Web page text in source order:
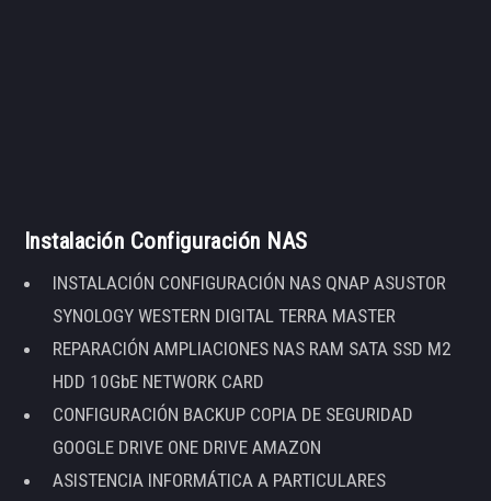
Instalación Configuración NAS
INSTALACIÓN CONFIGURACIÓN NAS QNAP ASUSTOR
SYNOLOGY WESTERN DIGITAL TERRA MASTER
REPARACIÓN AMPLIACIONES NAS RAM SATA SSD M2
HDD 10GbE NETWORK CARD
CONFIGURACIÓN BACKUP COPIA DE SEGURIDAD
GOOGLE DRIVE ONE DRIVE AMAZON
ASISTENCIA INFORMÁTICA A PARTICULARES